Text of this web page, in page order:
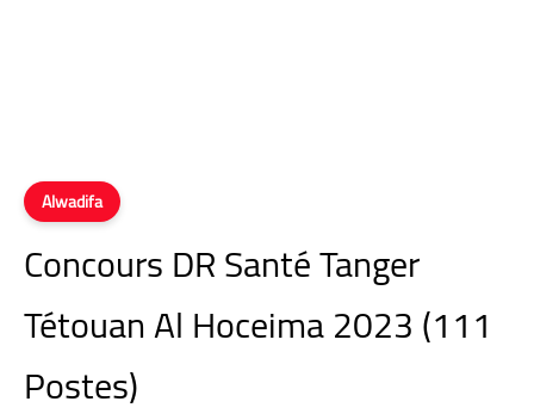
Alwadifa
Concours DR Santé Tanger
Tétouan Al Hoceima 2023 (111
Postes)